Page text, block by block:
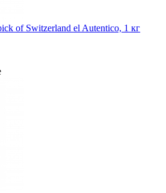
of Switzerland el Autentico, 1 кг